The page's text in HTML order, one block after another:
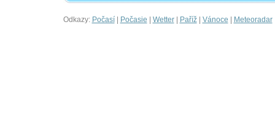
Odkazy: Počasí| Počasie | Wetter| Paříž| Vánoce | Meteoradar